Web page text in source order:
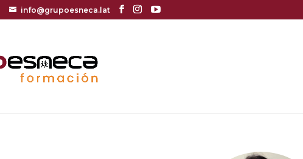
info@grupoesneca.lat